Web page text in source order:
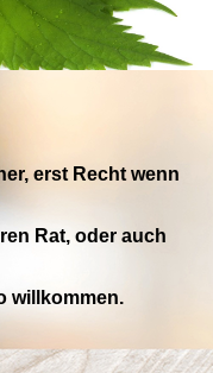
erst Recht wenn
Rat, oder auch
willkommen.